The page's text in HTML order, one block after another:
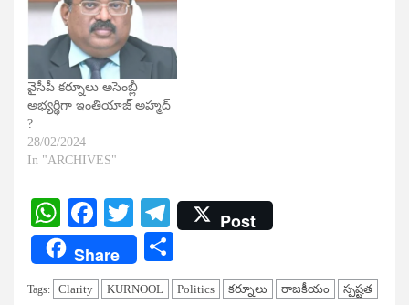
వైసీపీ కర్నూలు అసెంబ్లీ
అభ్యర్థిగా ఇంతియాజ్ అహ్మద్​
?
28/02/2024
In "ARCHIVES"
WhatsApp
Facebook
TwitterTelegram
Post
Share
Tags: Clarity KURNOOL Politics కర్నూలు రాజకీయం స్పష్టత